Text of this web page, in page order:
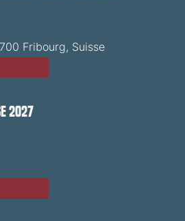
Fribourg, Suisse
2027